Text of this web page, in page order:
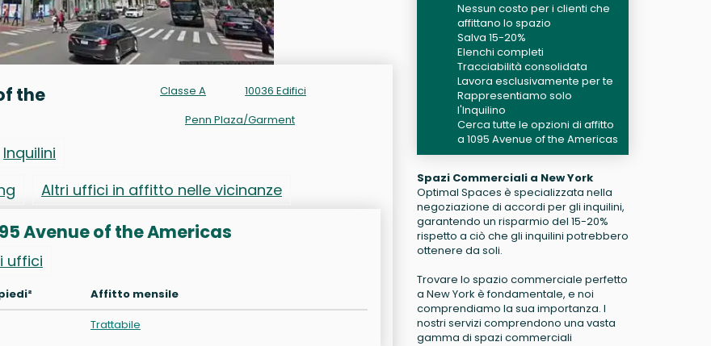
the
Classe A
10036 Edifici
Penn Plaza/Garment
Inquilini
Altri uffici in affitto nelle vicinanze
Avenue of the Americas
uffici
Affitto mensile
Trattabile
Nessun costo per i clienti che
affittano lo spazio
Salva 15-20%
Elenchi completi
Tracciabilità consolidata
Lavora esclusivamente per te
Rappresentiamo solo
l'Inquilino
Cerca tutte le opzioni di affitto
a 1095 Avenue of the Americas
Spazi Commerciali a New York
Optimal Spaces è specializzata nella
negoziazione di accordi per gli inquilini,
garantendo un risparmio del 15-20%
rispetto a ciò che gli inquilini potrebbero
ottenere da soli.
Trovare lo spazio commerciale perfetto
a New York è fondamentale, e noi
comprendiamo la sua importanza. I
nostri servizi comprendono una vasta
gamma di spazi commerciali